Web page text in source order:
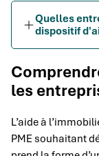
Quelles
dispositif
les
L’aide à
PME souhaitant